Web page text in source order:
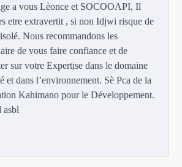
a vous Lèonce et SOCOOAPI, Il
etre extravertit , si non Idjwi risque de
Nous recommandons les
de vous faire confiance et de
sur votre Expertise dans le domaine
et dans l’environnement. Sè Pca de la
Kahimano pour le Développement.
asbl